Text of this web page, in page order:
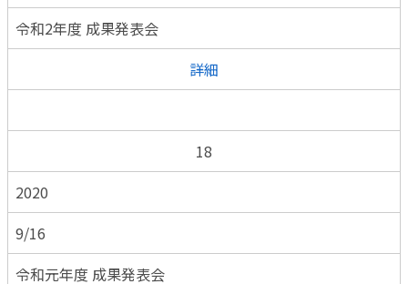
令和2年度 成果発表会
詳細
18
2020
9/16
令和元年度 成果発表会